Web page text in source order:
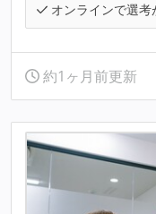
オンラインで選考
約1ヶ月前更新